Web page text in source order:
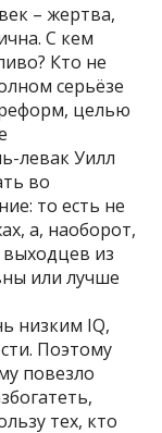
– жертва,
С кем
Кто не
серьёзе
целью
левак Уилл
во
то есть не
а, наоборот,
из
или лучше
низким IQ,
Поэтому
повезло
тех, кто